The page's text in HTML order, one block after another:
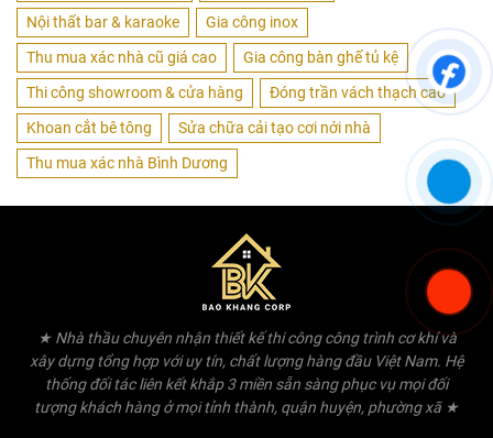
Nội thất bar & karaoke
Gia công inox
Thu mua xác nhà cũ giá cao
Gia công bàn ghế tủ kệ
Thi công showroom & cửa hàng
Đóng trần vách thạch cao
Khoan cắt bê tông
Sửa chữa cải tạo cơi nới nhà
Thu mua xác nhà Bình Dương
★ Nhà thầu chuyên nhận thiết kế thi công công trình cơ khí và
xây dựng tổng hợp với uy tín, chất lượng hàng đầu Việt Nam. Hệ
thống đối tác liên kết khắp 3 miền sẵn sàng phục vụ mọi đối
tượng khách hàng ở mọi tỉnh thành, quận huyện, phường xã ★